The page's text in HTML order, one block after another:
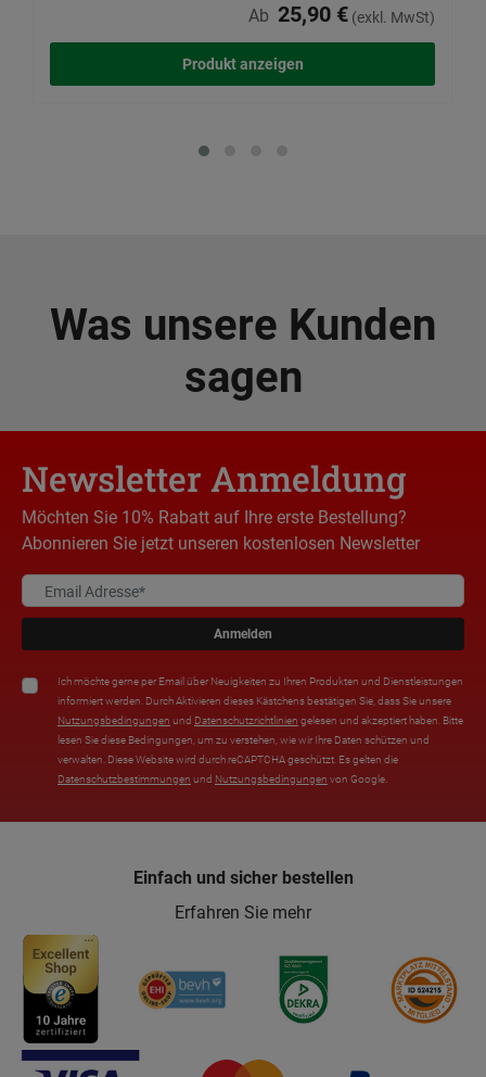
Ab 25,90 € (exkl. MwSt)
Produkt anzeigen
Was unsere Kunden
sagen
Newsletter Anmeldung
Möchten Sie 10% Rabatt auf Ihre erste Bestellung?
Abonnieren Sie jetzt unseren kostenlosen Newsletter
Anmelden
Ich möchte gerne per Email über Neuigkeiten zu Ihren Produkten und Dienstleistungen
informiert werden. Durch Aktivieren dieses Kästchens bestätigen Sie, dass Sie unsere
Nutzungsbedingungen und Datenschutzrichtlinien gelesen und akzeptiert haben. Bitte
lesen Sie diese Bedingungen, um zu verstehen, wie wir Ihre Daten schützen und
verwalten. Diese Website wird durch reCAPTCHA geschützt. Es gelten die
Datenschutzbestimmungen und Nutzungsbedingungen von Google.
Einfach und sicher bestellen
Erfahren Sie mehr